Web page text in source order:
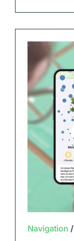
Navigation /